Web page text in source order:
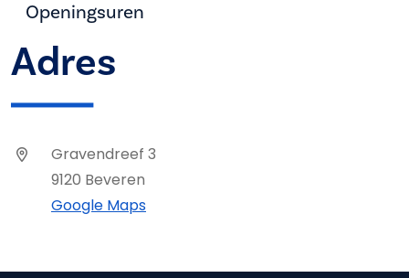
Openingsuren
Adres
Gravendreef 3
9120 Beveren
Google Maps